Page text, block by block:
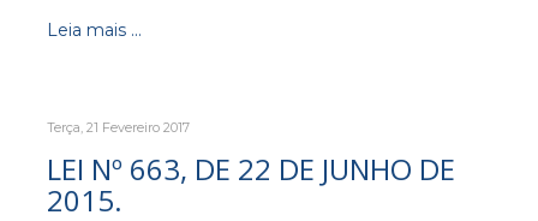
Leia mais ...
Terça, 21 Fevereiro 2017
LEI Nº 663, DE 22 DE JUNHO DE
2015.